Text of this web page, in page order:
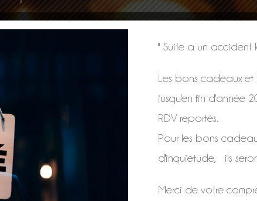
RÉSERVEZ VOTRE MASSAGE
" Suite a un accident
Les bons cadeaux et
jusqu'en fin d'année
RDV reportés.
Pour les bons
d'inquiétude, ils
Merci de votre